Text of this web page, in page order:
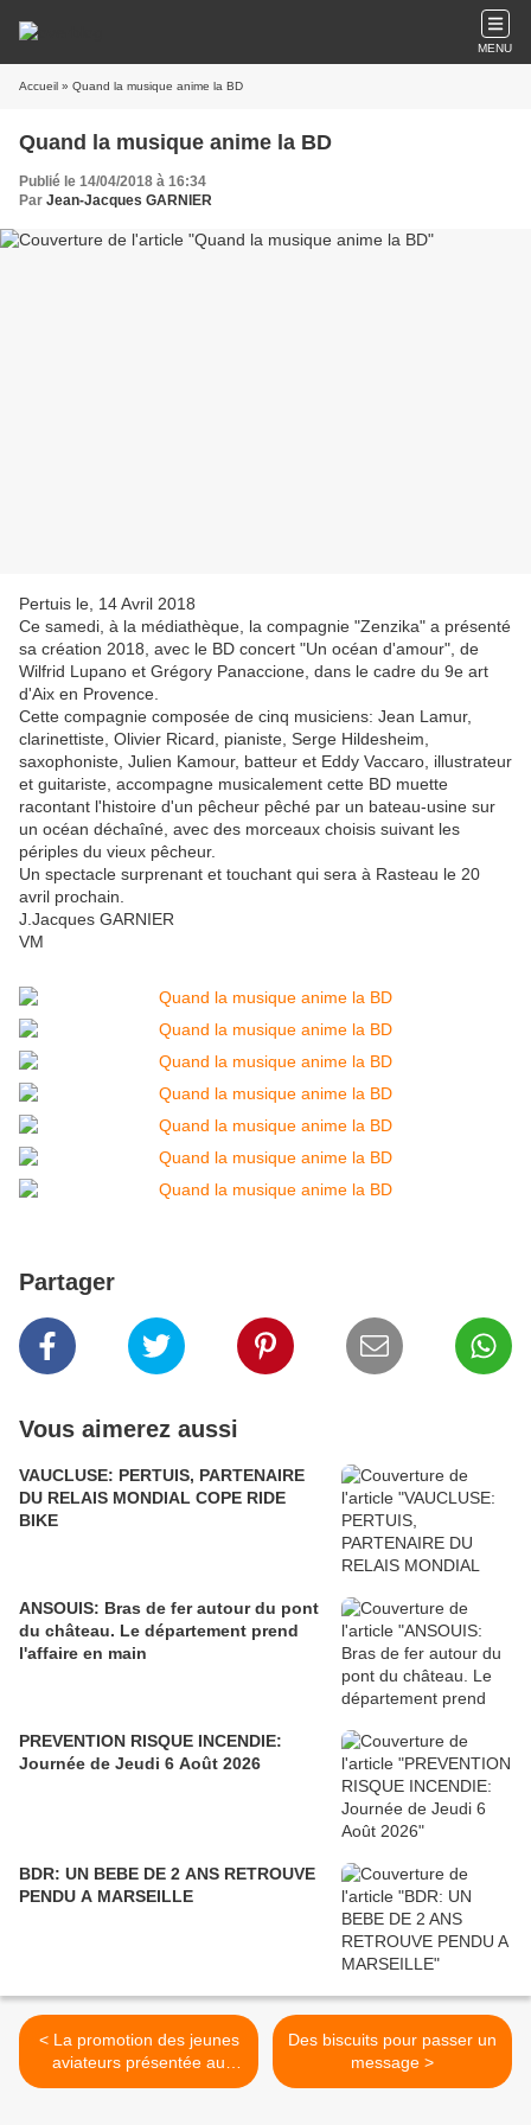
MENU
Accueil » Quand la musique anime la BD
Quand la musique anime la BD
Publié le 14/04/2018 à 16:34
Par Jean-Jacques GARNIER
Pertuis le, 14 Avril 2018
Ce samedi, à la médiathèque, la compagnie "Zenzika" a présenté
sa création 2018, avec le BD concert "Un océan d'amour", de
Wilfrid Lupano et Grégory Panaccione, dans le cadre du 9e art
d'Aix en Provence.
Cette compagnie composée de cinq musiciens: Jean Lamur,
clarinettiste, Olivier Ricard, pianiste, Serge Hildesheim,
saxophoniste, Julien Kamour, batteur et Eddy Vaccaro, illustrateur
et guitariste, accompagne musicalement cette BD muette
racontant l'histoire d'un pêcheur pêché par un bateau-usine sur
un océan déchaîné, avec des morceaux choisis suivant les
périples du vieux pêcheur.
Un spectacle surprenant et touchant qui sera à Rasteau le 20
avril prochain.
J.Jacques GARNIER
VM
Partager
Vous aimerez aussi
VAUCLUSE: PERTUIS, PARTENAIRE
DU RELAIS MONDIAL COPE RIDE
BIKE
ANSOUIS: Bras de fer autour du pont
du château. Le département prend
l'affaire en main
PREVENTION RISQUE INCENDIE:
Journée de Jeudi 6 Août 2026
BDR: UN BEBE DE 2 ANS RETROUVE
PENDU A MARSEILLE
< La promotion des jeunes
aviateurs présentée au
drapeau
Des biscuits pour passer un
message >